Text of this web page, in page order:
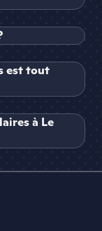
est tout
à Le